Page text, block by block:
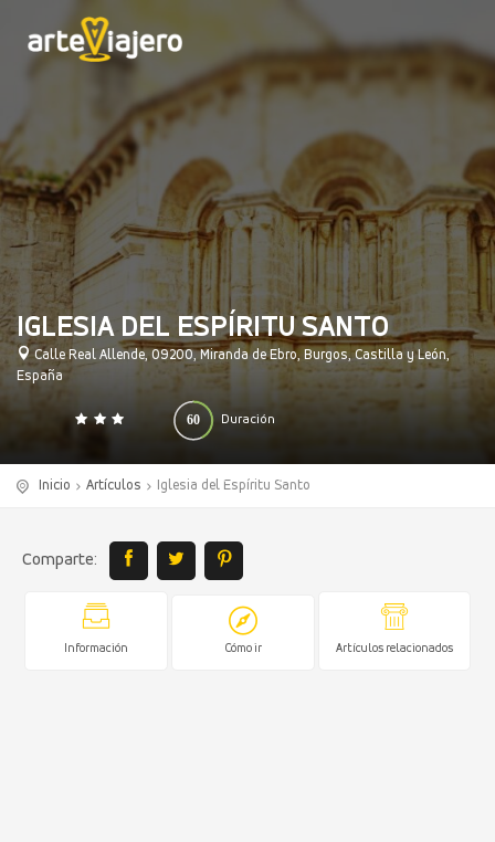
IGLESIA DEL ESPÍRITU SANTO
Calle Real Allende, 09200, Miranda de Ebro, Burgos, Castilla y León,
España
Duración
60
0 140
Inicio Artículos Iglesia del Espíritu Santo
Comparte:
Información Cómo ir Artículos relacionados